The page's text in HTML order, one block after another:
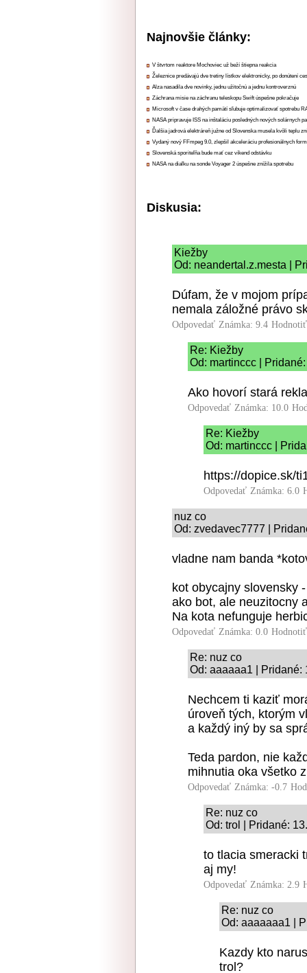
Najnovšie články:
V štvrtom reaktore Mochoviec už beží štiepna reakcia
Železnice predávajú dve tretiny lístkov elektronicky, po donútení
Alza nasadila dve novinky, jednu užitočnú a jednu kontroverznú
Záchrana misie na záchranu teleskopu Swift úspešne pokračuje
Microsoft v čase drahých pamätí sľubuje optimalizovať spotrebu
NASA pripravuje ISS na inštaláciu posledných nových solárnych
Ďalšia jadrová elektráreň južne od Slovenska musela kvôli teplu
Vydaný nový FFmpeg 9.0, zlepšil akceleráciu profesionálnych
Slovenská sporiteľňa bude mať cez víkend odstávku
NASA na diaľku na sonde Voyager 2 úspešne znížila spotrebu
Diskusia:
Kiežby
Od: neandertal.z.mesta |
Dúfam, že v mojom
nemala záložné právo
Odpovedať Známka: 9.4
Re: Kiežby
Od: martinccc |
Ako hovorí stará
Odpovedať Známka: 10.0
Re: Kiežby
Od: martinccc |
https://dopice.sk/
Odpovedať Známka: 6.0
nuz co
Od: zvedavec7777 |
vladne nam banda
kot obycajny slovensky
ako bot, ale neuzitocny
Na kota nefunguje
Odpovedať Známka: 0.0
Re: nuz co
Od: aaaaaa1 | Pridané:
Nechcem ti kaziť
úroveň tých, ktorým
a každý iný by sa
Teda pardon, nie
mihnutia oka všetko
Odpovedať Známka: -0.7
Re: nuz co
Od: trol | Pridané:
to tlacia smeracki
aj my!
Odpovedať Známka: 2.9
Re: nuz co
Od: aaaaaaa1 |
Kazdy kto
trol?